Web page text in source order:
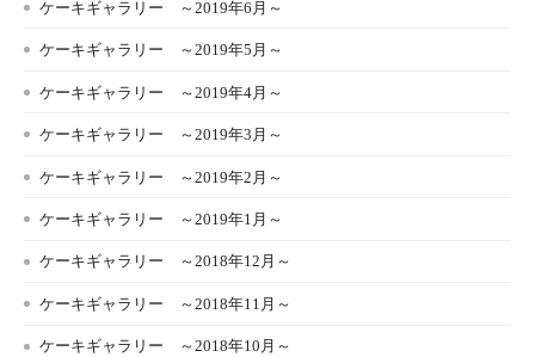
ケーキギャラリー ～2019年6月～
ケーキギャラリー ～2019年5月～
ケーキギャラリー ～2019年4月～
ケーキギャラリー ～2019年3月～
ケーキギャラリー ～2019年2月～
ケーキギャラリー ～2019年1月～
ケーキギャラリー ～2018年12月～
ケーキギャラリー ～2018年11月～
ケーキギャラリー ～2018年10月～